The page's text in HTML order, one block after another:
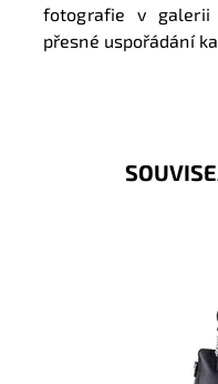
fotografie v galerii
přesné uspořádání
Malá kabelka v
jejíž součástí je i